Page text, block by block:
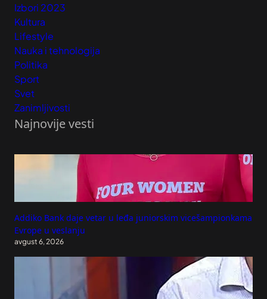
Izbori 2023
Kultura
Lifestyle
Nauka i tehnologija
Politika
Sport
Svet
Zanimljivosti
Najnovije vesti
Addiko Bank daje vetar u leđa juniorskim vicešampionkama
Evrope u veslanju
avgust 6, 2026